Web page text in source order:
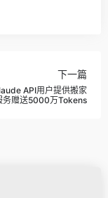
下一篇
API用户提供搬家
务赠送5000万Tokens